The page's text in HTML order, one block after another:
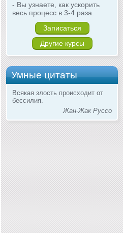
- Вы узнаете, как ускорить
весь процесс в 3-4 раза.
Записаться
Другие курсы
Умные цитаты
Всякая злость происходит от
бессилия.
Жан-Жак Руссо